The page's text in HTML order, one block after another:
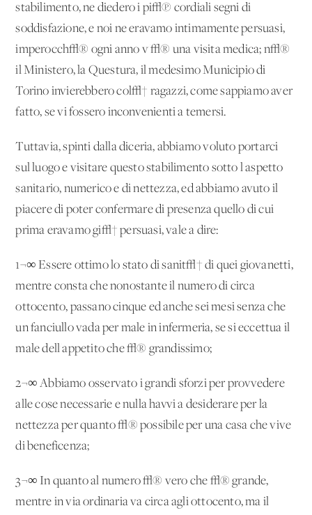
stabilimento, ne diedero i pi√π cordiali segni di
soddisfazione, e noi ne eravamo intimamente persuasi,
imperocch√® ogni anno v'√® una visita medica; n√®
il Ministero, la Questura, il medesimo Municipio di
Torino invierebbero col√† ragazzi, come sappiamo aver
fatto, se vi fossero inconvenienti a temersi.
Tuttavia, spinti dalla diceria, abbiamo voluto portarci
sul luogo e visitare questo stabilimento sotto l'aspetto
sanitario, numerico e di nettezza, ed abbiamo avuto il
piacere di poter confermare di presenza quello di cui
prima eravamo gi√† persuasi, vale a dire:
1¬∞ Essere ottimo lo stato di sanit√† di quei giovanetti,
mentre consta che nonostante il numero di circa
ottocento, passano cinque ed anche sei mesi senza che
un fanciullo vada per male in infermeria, se si eccettua il
male dell'appetito che √® grandissimo;
2¬∞ Abbiamo osservato i grandi sforzi per provvedere
alle cose necessarie e nulla havvi a desiderare per la
nettezza per quanto √® possibile per una casa che vive
di beneficenza;
3¬∞ In quanto al numero √® vero che √® grande,
mentre in via ordinaria va circa agli ottocento, ma il